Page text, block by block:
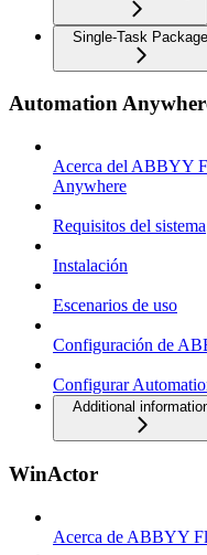
Single-Task Package
Automation
Acerca del ABBYY
Anywhere
Requisitos del sistema
Instalación
Escenarios de uso
Configuración de
Configurar
Additional
WinActor
Acerca de ABBYY